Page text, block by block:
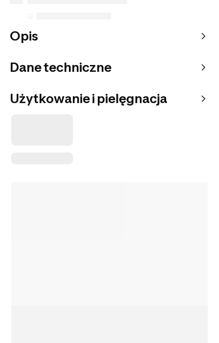
Opis
Dane techniczne
Użytkowanie i pielęgnacja